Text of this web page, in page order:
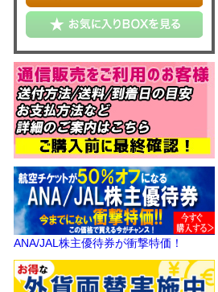
ANA/JAL株主優待券が衝撃特価！